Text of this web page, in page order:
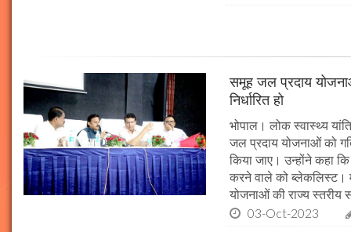
समूह जल प्रदाय
निर्धारित हो
भोपाल। लोक स्वास्थ्य
जल प्रदाय योजनाओं को
किया जाए। उन्होंने कहा
करने वाले को ब्लेकलिस्ट।
योजनाओं की राज्य स्तरीय
03-Oct-2023